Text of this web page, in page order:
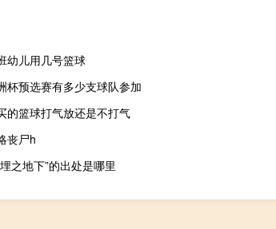
幼儿用几号篮球
杯预选赛有多少支球队参加
的篮球打气放还是不打气
丧尸h
之地下”的出处是哪里